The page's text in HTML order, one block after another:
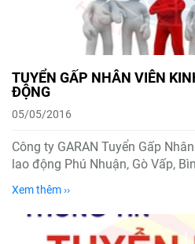
TUYỂN GẤP NHÂN VIÊN
ĐỘNG
05/05/2016
Công ty GARAN Tuyển Gấp
lao động Phú Nhuận, Gò Vấp,
Xem thêm ››